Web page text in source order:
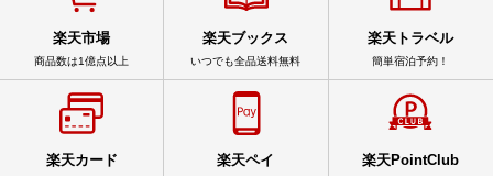
楽天市場
商品数は1億点以上
楽天ブックス
いつでも全品送料無料
楽天トラベル
簡単宿泊予約！
楽天カード 楽天ペイ 楽天PointClub